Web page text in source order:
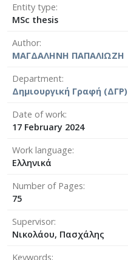
Entity type
MSc thesis
Author
ΜΑΓΔΑΛΗΝΗ ΠΑΠΑΛΙΩΖΗ
Department
Δημιουργική Γραφή (ΔΓΡ)
Date of work
17 February 2024
Work language
Ελληνικά
Number of Pages
75
Supervisor
Νικολάου, Πασχάλης
Keywords